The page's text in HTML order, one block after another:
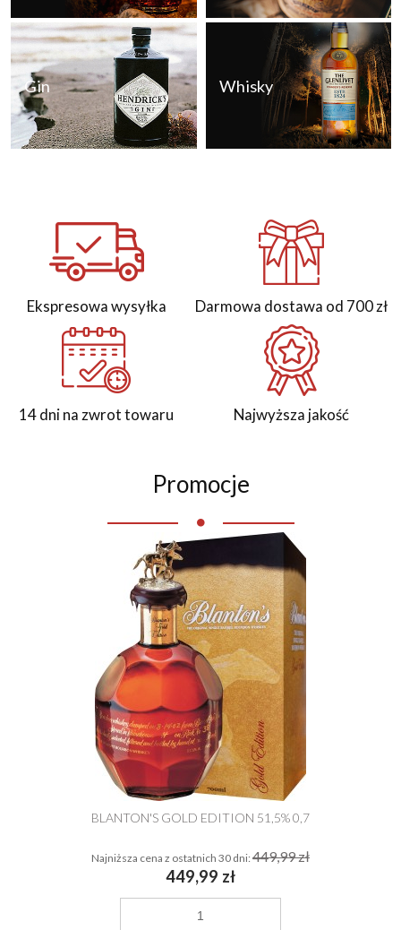
Gin Whisky
Ekspresowa wysyłka Darmowa dostawa od 700 zł
14 dni na zwrot towaru Najwyższa jakość
Promocje
BLANTON'S GOLD EDITION 51,5% 0,7
449,99 zł
Najniższa cena z ostatnich 30 dni: 449,99 zł